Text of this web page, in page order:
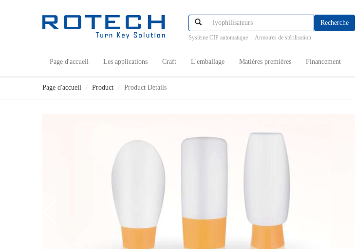
Recherche
Système CIP automatique Armoires de stérilisation
Page d'accueil Les applications Craft L'emballage Matières premières Financement
Page d'accueil Product Product Details